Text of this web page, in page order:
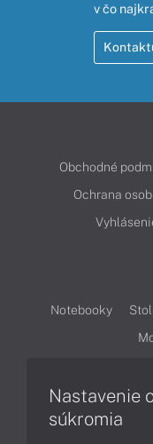
v čo
Obchodné
Ochrana
Notebooky
Obchodné
Nastavenie
súkromia